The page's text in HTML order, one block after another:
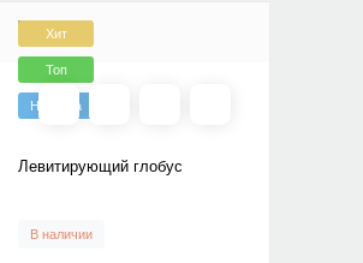
Хит
Топ
Новинка
Левитирующий глобус
В наличии